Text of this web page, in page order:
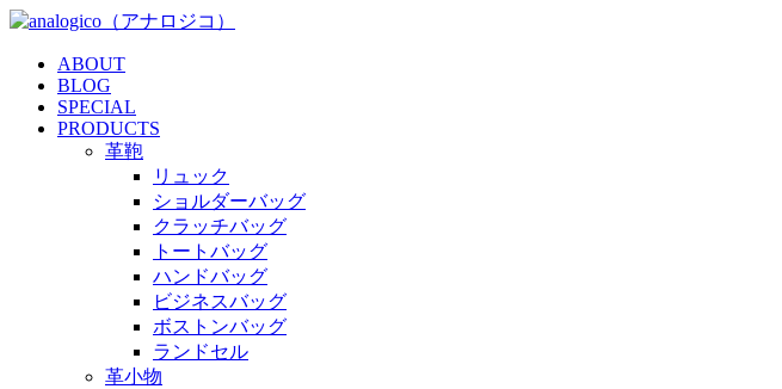
ABOUT
BLOG
SPECIAL
PRODUCTS
革鞄
リュック
ショルダーバッグ
クラッチバッグ
トートバッグ
ハンドバッグ
ビジネスバッグ
ボストンバッグ
ランドセル
革小物